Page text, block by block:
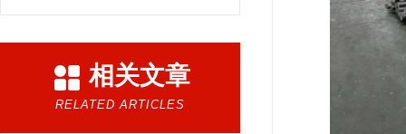
相关文章
RELATED ARTICLES